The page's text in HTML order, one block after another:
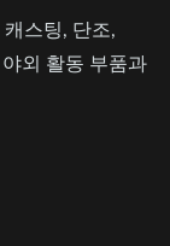
캐스팅, 단조,
외 활동 부품과